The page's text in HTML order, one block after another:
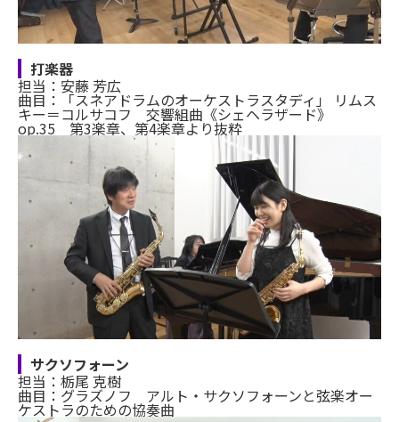
打楽器
担当：安藤 芳広
曲目：「スネアドラムのオーケストラスタディ」 リムス
キー＝コルサコフ 交響組曲《シェヘラザード》
op.35 第3楽章、第4楽章より抜粋
サクソフォーン
担当：栃尾 克樹
曲目：グラズノフ アルト・サクソフォーンと弦楽オー
ケストラのための協奏曲